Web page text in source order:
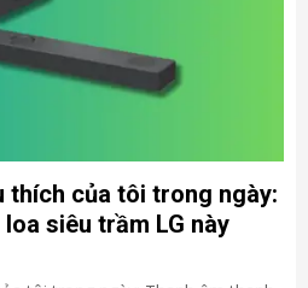
thích của tôi trong ngày:
siêu trầm LG này